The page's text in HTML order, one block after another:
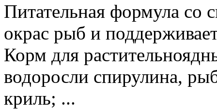
Питательная формула со
окрас рыб и
Корм для
водоросли спирулина,
криль; ...